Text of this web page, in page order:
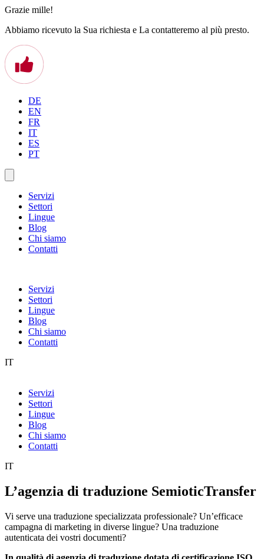
Grazie mille!
Abbiamo ricevuto la Sua richiesta e La contatteremo al più presto.
DE
EN
FR
IT
ES
PT
Servizi
Settori
Lingue
Blog
Chi siamo
Contatti
Servizi
Settori
Lingue
Blog
Chi siamo
Contatti
IT
Servizi
Settori
Lingue
Blog
Chi siamo
Contatti
IT
L’agenzia di traduzione SemioticTransfer
Vi serve una traduzione specializzata professionale? Un’efficace
campagna di marketing in diverse lingue? Una traduzione
autenticata dei vostri documenti?